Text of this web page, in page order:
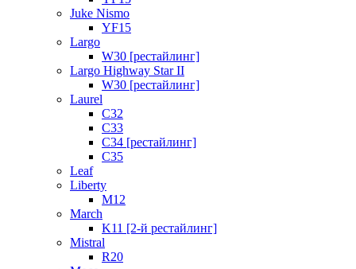
Juke Nismo
YF15
Largo
W30 [рестайлинг]
Largo Highway Star II
W30 [рестайлинг]
Laurel
C32
C33
C34 [рестайлинг]
C35
Leaf
Liberty
M12
March
K11 [2-й рестайлинг]
Mistral
R20